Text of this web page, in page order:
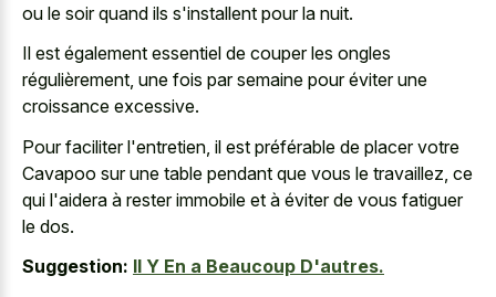
ou le soir quand ils s'installent pour la nuit.
Il est également essentiel de couper les ongles
régulièrement, une fois par semaine pour éviter une
croissance excessive.
Pour faciliter l'entretien, il est préférable de placer votre
Cavapoo sur une table pendant que vous le travaillez, ce
qui l'aidera à rester immobile et à éviter de vous fatiguer
le dos.
Suggestion: Il Y En a Beaucoup D'autres.